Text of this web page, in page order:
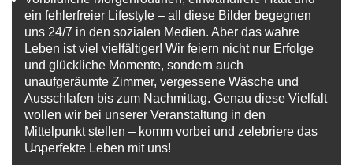
ein fehlerfreier Lifestyle – all diese Bilder begegnen
uns 24/7 in den sozialen Medien. Aber das wahre
Leben ist viel vielfältiger! Wir feiern nicht nur Erfolge
und glückliche Momente, sondern auch
unaufgeräumte Zimmer, vergessene Wäsche und
Ausschlafen bis zum Nachmittag. Genau diese Vielfalt
wollen wir bei unserer Veranstaltung in den
Mittelpunkt stellen – komm vorbei und zelebriere das
U̵n̵perfekte Leben mit uns!